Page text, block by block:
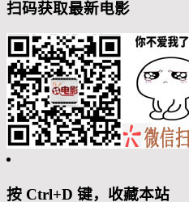
扫码获取最新电影
按 Ctrl+D 键，收藏本站